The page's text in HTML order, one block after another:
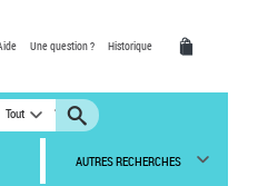
Une question ? Historique
Tout
AUTRES RECHERCHES